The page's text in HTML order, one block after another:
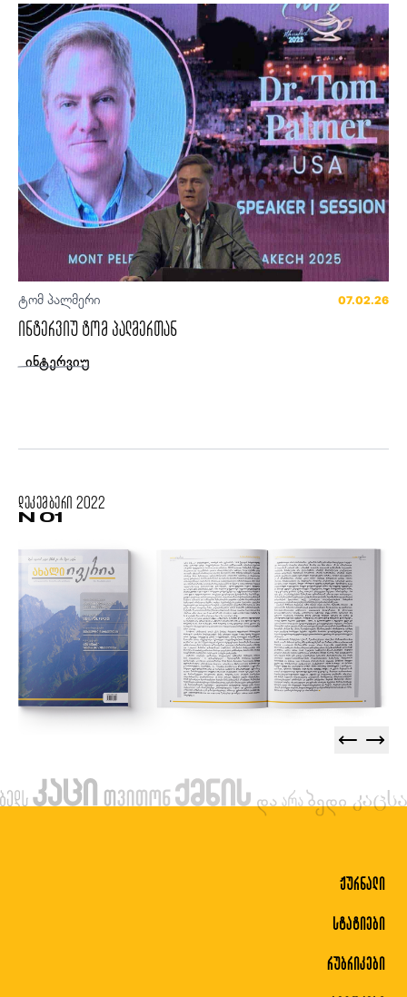
ტომ პალმერი 07.02.26
ინტერვიუ ტომ პალმერთან
ინტერვიუ
დეკემბერი 2022
N 01
ჟურნალი
სტატიები
რუბრიკები